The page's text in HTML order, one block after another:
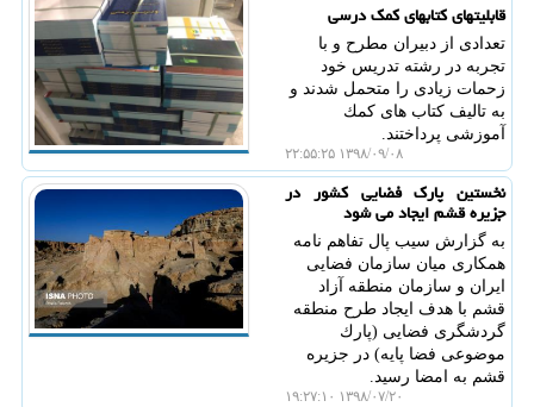
قابلیتهای كتابهای كمك ‏درسی
تعدادی از دبیران مطرح و با
تجربه در رشته تدریس خود
زحمات زیادی را متحمل شدند و
به تالیف كتاب های كمك
آموزشی پرداختند.
۱۳۹۸/۰۹/۰۸ ۲۲:۵۵:۲۵
نخستین پارك فضایی كشور در
جزیره قشم ایجاد می شود
به گزارش سیب پال تفاهم نامه
همكاری میان سازمان فضایی
ایران و سازمان منطقه آزاد
قشم با هدف ایجاد طرح منطقه
گردشگری فضایی (پارك
موضوعی فضا پایه) در جزیره
قشم به امضا رسید.
۱۳۹۸/۰۷/۲۰ ۱۹:۲۷:۱۰